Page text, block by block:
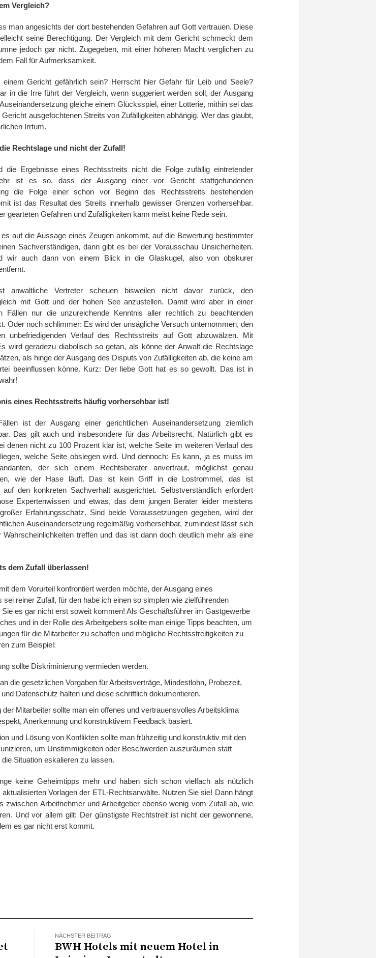
Vergleich?
man angesichts der dort bestehenden Gefahren auf Gott vertrauen. Diese
seine Berechtigung. Der Vergleich mit dem Gericht schmeckt dem
jedoch gar nicht. Zugegeben, mit einer höheren Macht verglichen zu
Fall für Aufmerksamkeit.
Gericht gefährlich sein? Herrscht hier Gefahr für Leib und Seele?
in die Irre führt der Vergleich, wenn suggeriert werden soll, der Ausgang
gleiche einem Glücksspiel, einer Lotterie, mithin sei das
ausgefochtenen Streits von Zufälligkeiten abhängig. Wer das glaubt,
Irrtum.
Rechtslage und nicht der Zufall!
die Ergebnisse eines Rechtsstreits nicht die Folge zufällig eintretender
ist es so, dass der Ausgang einer vor Gericht stattgefundenen
die Folge einer schon vor Beginn des Rechtsstreits bestehenden
ist das Resultat des Streits innerhalb gewisser Grenzen vorhersehbar.
gearteten Gefahren und Zufälligkeiten kann meist keine Rede sein.
auf die Aussage eines Zeugen ankommt, auf die Bewertung bestimmter
Sachverständigen, dann gibt es bei der Vorausschau Unsicherheiten.
wir auch dann von einem Blick in die Glaskugel, also von obskurer
anwaltliche Vertreter scheuen bisweilen nicht davor zurück, den
mit Gott und der hohen See anzustellen. Damit wird aber in einer
Fällen nur die unzureichende Kenntnis aller rechtlich zu beachtenden
Oder noch schlimmer: Es wird der unsägliche Versuch unternommen, den
unbefriedigenden Verlauf des Rechtsstreits auf Gott abzuwälzen. Mit
wird geradezu diabolisch so getan, als könne der Anwalt die Rechtslage
als hinge der Ausgang des Disputs von Zufälligkeiten ab, die keine am
beeinflussen könne. Kurz: Der liebe Gott hat es so gewollt. Das ist in
eines Rechtsstreits häufig vorhersehbar ist!
ist der Ausgang einer gerichtlichen Auseinandersetzung ziemlich
Das gilt auch und insbesondere für das Arbeitsrecht. Natürlich gibt es
denen nicht zu 100 Prozent klar ist, welche Seite im weiteren Verlauf des
welche Seite obsiegen wird. Und dennoch: Es kann, ja es muss im
der sich einem Rechtsberater anvertraut, möglichst genau
wie der Hase läuft. Das ist kein Griff in die Lostrommel, das ist
auf den konkreten Sachverhalt ausgerichtet. Selbstverständlich erfordert
Expertenwissen und etwas, das dem jungen Berater leider meistens
Erfahrungsschatz. Sind beide Voraussetzungen gegeben, wird der
Auseinandersetzung regelmäßig vorhersehbar, zumindest lässt sich
Wahrscheinlichkeiten treffen und das ist dann doch deutlich mehr als eine
dem Zufall überlassen!
dem Vorurteil konfrontiert werden möchte, der Ausgang eines
reiner Zufall, für den habe ich einen so simplen wie zielführenden
es gar nicht erst soweit kommen! Als Geschäftsführer im Gastgewerbe
und in der Rolle des Arbeitgebers sollte man einige Tipps beachten, um
für die Mitarbeiter zu schaffen und mögliche Rechtsstreitigkeiten zu
zum Beispiel:
sollte Diskriminierung vermieden werden.
die gesetzlichen Vorgaben für Arbeitsverträge, Mindestlohn, Probezeit,
Datenschutz halten und diese schriftlich dokumentieren.
der Mitarbeiter sollte man ein offenes und vertrauensvolles Arbeitsklima
Anerkennung und konstruktivem Feedback basiert.
und Lösung von Konflikten sollte man frühzeitig und konstruktiv mit den
um Unstimmigkeiten oder Beschwerden auszuräumen statt
Situation eskalieren zu lassen.
keine Geheimtipps mehr und haben sich schon vielfach als nützlich
Vorlagen der ETL-Rechtsanwälte. Nutzen Sie sie! Dann hängt
zwischen Arbeitnehmer und Arbeitgeber ebenso wenig vom Zufall ab, wie
Und vor allem gilt: Der günstigste Rechtstreit ist nicht der gewonnene,
es gar nicht erst kommt.
NÄCHSTER BEITRAG
BWH Hotels mit neuem Hotel in